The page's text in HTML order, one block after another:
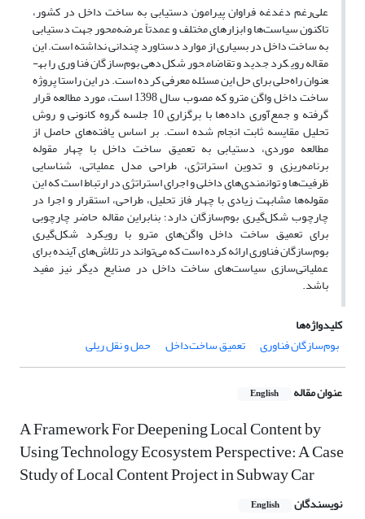
علی‌رغم دغدغه فراوان پیرامون دستیابی به ساخت داخل در کشور،
تاکنون سیاست‌ها و ابزارهای مختلف و عمدتاً عرضه‌محور جهت دستیابی
به ساخت داخل در بسیاری از موارد دستاورد چندانی نداشته است. این
مقاله رویکرد جدید و تقاضامحور شکل‌دهی بوم‌سازگان فناوری را به­
عنوان راه‌حلی برای حل این مسئله معرفی کرده است. در این راستا پروژه
ساخت داخل واگن مترو که مصوب سال 1398 است، مورد مطالعه قرار
گرفته و جمع‌آوری داده‌ها با برگزاری 10 جلسه گروه کانونی و روش
تحلیل مقایسه ثابت انجام شده است. بر اساس یافته‌های حاصل از
مطالعه موردی، دستیابی به تعمیق ساخت داخل با چهار مقوله
برنامه‌ریزی و تدوین استراتژی، طراحی مدل عملیاتی، شناسایی
ظرفیت‌ها و توانمندی‌های داخلی و اجرای استراتژی در ارتباط است که این
مقوله‌ها مشابهت زیادی با چهار فاز تحلیل، طراحی، استقرار و اجرا در
چارچوب شکل‌گیری بوم‌سازگان دارد؛ بنابراین مقاله حاضر چارچوبی
برای تعمیق ساخت داخل واگن‌های مترو با رویکرد شکل‌گیری
بوم‌سازگان فناوری ارائه کرده است که می‌تواند در تلاش‌های آینده برای
عملیاتی‌سازی سیاست‌های ساخت داخل در صنایع دیگر نیز مفید
باشد.
کلیدواژه‌ها
بوم‌سازگان فناوری
تعمیق ساخت‌داخل حمل و نقل ریلی
عنوان مقاله English
A Framework For Deepening Local Content by
Using Technology Ecosystem Perspective: A Case
Study of Local Content Project in Subway Car
نویسندگان English